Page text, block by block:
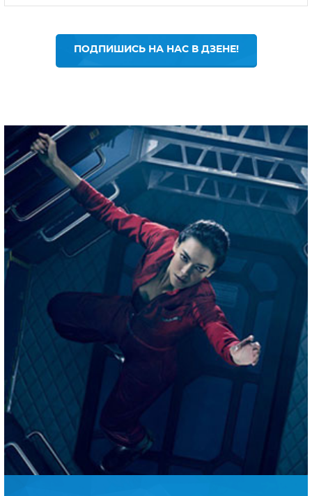
ПОДПИШИСЬ НА НАС В ДЗЕНЕ!